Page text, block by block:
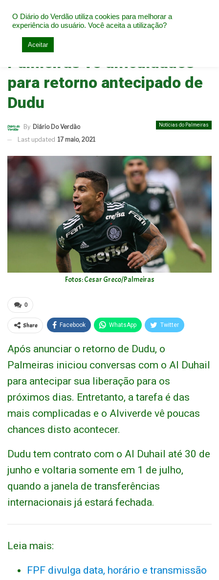
Home Notícias do Palmeiras
Palmeiras vê dificuldades
para retorno antecipado de
Dudu
Notícias do Palmeiras
By Diário Do Verdão
Last updated 17 maio, 2021
Fotos: Cesar Greco/Palmeiras
0
Share Facebook WhatsApp Twitter
Após anunciar o retorno de Dudu, o
Palmeiras iniciou conversas com o Al Duhail
para antecipar sua liberação para os
próximos dias. Entretanto, a tarefa é das
mais complicadas e o Alviverde vê poucas
chances disto acontecer.
Dudu tem contrato com o Al Duhail até 30 de
junho e voltaria somente em 1 de julho,
quando a janela de transferências
internacionais já estará fechada.
Leia mais:
FPF divulga data, horário e transmissão
O Diário do Verdão utiliza cookies para melhorar a
experiência do usuário. Você aceita a utilização?
Aceitar